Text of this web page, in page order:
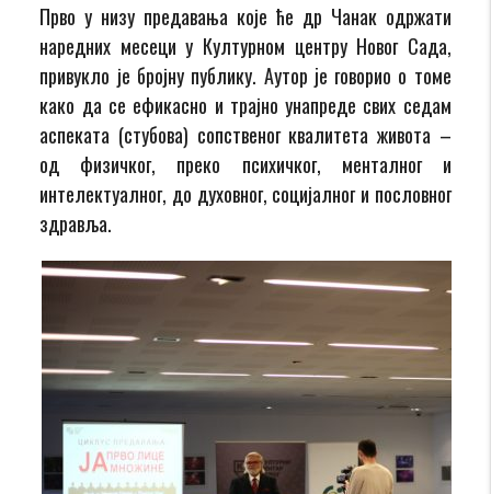
Прво у низу предавања које ће др Чанак одржати
наредних месеци у Културном центру Новог Сада,
привукло је бројну публику. Аутор jе говориo o томе
како да се ефикасно и трајно унапреде свих седам
аспеката (стубова) сопственог квалитета живота –
од физичког, преко психичког, менталног и
интелектуалног, до духовног, социјалног и пословног
здравља.